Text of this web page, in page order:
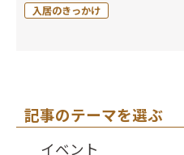
入居のきっかけ
記事のテーマを選ぶ
イベント